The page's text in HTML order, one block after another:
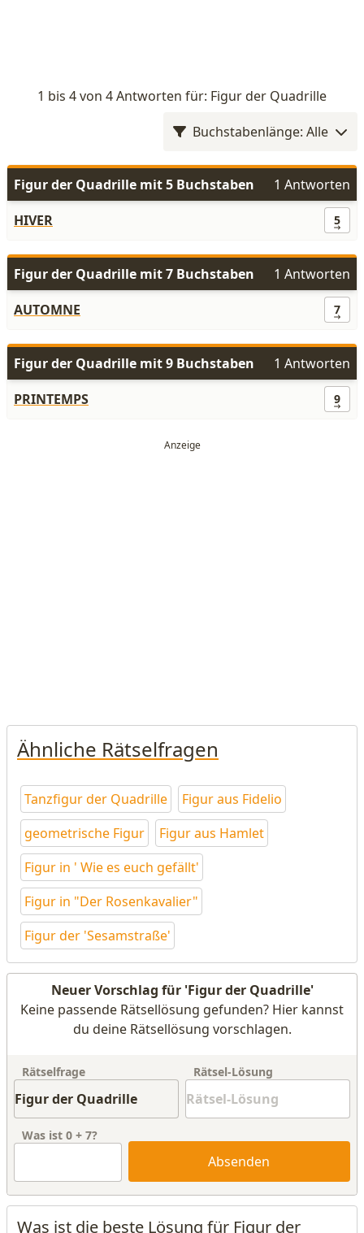
1 bis 4 von 4 Antworten für: Figur der Quadrille
Buchstabenlänge: Alle
Figur der Quadrille mit 5 Buchstaben
1 Antworten
HIVER
5
Figur der Quadrille mit 7 Buchstaben
1 Antworten
AUTOMNE
7
Figur der Quadrille mit 9 Buchstaben
1 Antworten
PRINTEMPS
9
Ähnliche Rätselfragen
Tanzfigur der Quadrille
Figur aus Fidelio
geometrische Figur
Figur aus Hamlet
Figur in ' Wie es euch gefällt'
Figur in "Der Rosenkavalier"
Figur der 'Sesamstraße'
Neuer Vorschlag für 'Figur der Quadrille'
Keine passende Rätsellösung gefunden? Hier kannst
du deine Rätsellösung vorschlagen.
Rätselfrage Rätsel-Lösung
Was ist 0 + 7?
Absenden
Was ist die beste Lösung für Figur der